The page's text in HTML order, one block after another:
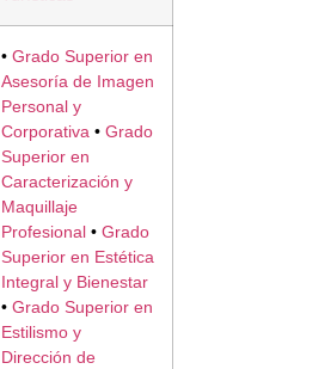
• Grado Superior en
Asesoría de Imagen
Personal y
Corporativa • Grado
Superior en
Caracterización y
Maquillaje
Profesional • Grado
Superior en Estética
Integral y Bienestar
• Grado Superior en
Estilismo y
Dirección de